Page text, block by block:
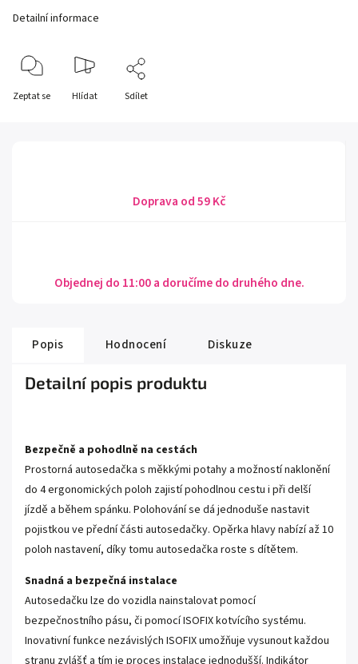
Detailní informace
Zeptat se Hlídat Sdílet
Doprava od 59 Kč
Objednej do 11:00 a doručíme do druhého dne.
Popis Hodnocení Diskuze
Detailní popis produktu
Bezpečně a pohodlně na cestách
Prostorná autosedačka s měkkými potahy a možností naklonění
do 4 ergonomických poloh zajistí pohodlnou cestu i při delší
jízdě a během spánku. Polohování se dá jednoduše nastavit
pojistkou ve přední části autosedačky. Opěrka hlavy nabízí až 10
poloh nastavení, díky tomu autosedačka roste s dítětem.
Snadná a bezpečná instalace
Autosedačku lze do vozidla nainstalovat pomocí
bezpečnostního pásu, či pomocí ISOFIX kotvícího systému.
Inovativní funkce nezávislých ISOFIX umožňuje vysunout každou
stranu zvlášť a tím je proces instalace jednodušší. Indikátor